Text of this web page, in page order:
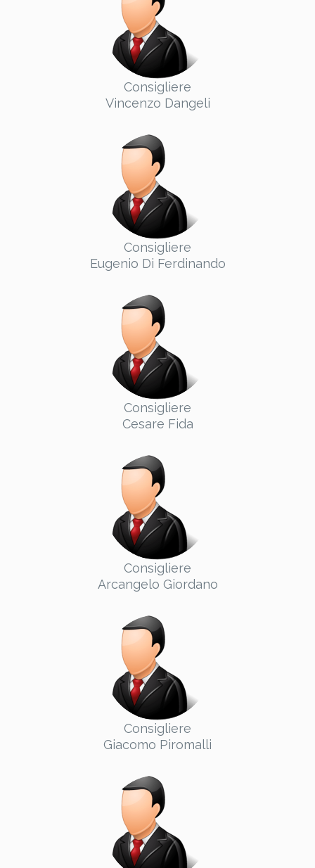
Consigliere
Vincenzo Dangeli
Consigliere
Eugenio Di Ferdinando
Consigliere
Cesare Fida
Consigliere
Arcangelo Giordano
Consigliere
Giacomo Piromalli